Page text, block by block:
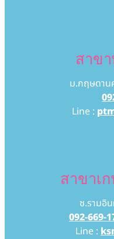
สาข
ม.กฤษดาน
Line :
สาขาเ
ซ.รามอิ
092-669-
Line :